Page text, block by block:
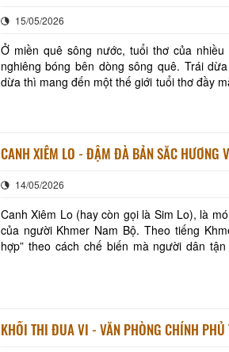
15/05/2026
Ở miền quê sông nước, tuổi thơ của
nghiêng bóng bên dòng sông quê. Trái
dừa thì mang đến một thế giới tuổi thơ đầy
CANH XIÊM LO - ĐẬM ĐÀ BẢN SẮC HƯƠNG
14/05/2026
Canh Xiêm Lo (hay còn gọi là Sim Lo), là
của người Khmer Nam Bộ. Theo tiếng
hợp” theo cách chế biến mà người dân
KHỐI THI ĐUA VI - VĂN PHÒNG CHÍNH
Hộ kinh doanh CocoHome